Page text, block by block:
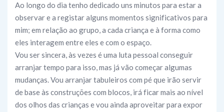
Ao longo do dia tenho dedicado uns minutos para estar a
observar e a registar alguns momentos significativos para
mim; em relação ao grupo, a cada criança e à forma como
eles interagem entre eles e com o espaço.
Vou ser sincera, às vezes é uma luta pessoal conseguir
arranjar tempo para isso, mas já vão começar algumas
mudanças. Vou arranjar tabuleiros com pé que irão servir
de base às construções com blocos, irá ficar mais ao nível
dos olhos das crianças e vou ainda aproveitar para expor